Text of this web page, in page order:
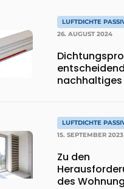
LUFTDICHTE
26. AUGUST 2024
nachhaltiges
LUFTDICHTE
15. SEPTEMBER 2023
Zu den
des